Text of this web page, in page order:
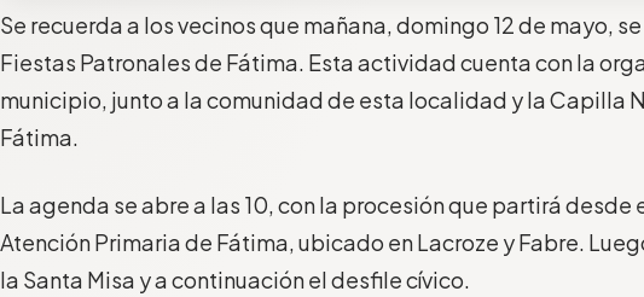
Se recuerda a los vecinos que mañana, domingo 12 de mayo,
Fiestas Patronales de Fátima. Esta actividad cuenta con la
municipio, junto a la comunidad de esta localidad y la Capilla
Fátima.
La agenda se abre a las 10, con la procesión que partirá desde
Atención Primaria de Fátima, ubicado en Lacroze y Fabre.
la Santa Misa y a continuación el desfile cívico.